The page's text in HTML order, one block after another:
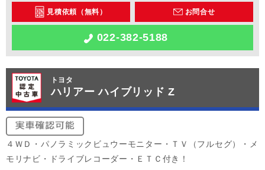
見積依頼（無料） お問合せ
022-382-5188
トヨタ
ハリアー ハイブリッド Z
４ＷＤ・パノラミックビュウーモニター・ＴＶ（フルセグ）・メ
モリナビ・ドライブレコーダー・ＥＴＣ付き！